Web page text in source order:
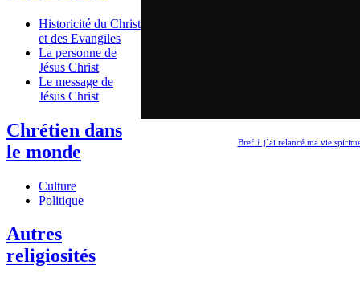
Historicité du Christ
et des Evangiles
La personne de
Jésus Christ
Le message de
Jésus Christ
Chrétien dans
le monde
Culture
Politique
Autres
religiosités
Bref † j’ai relancé ma vie